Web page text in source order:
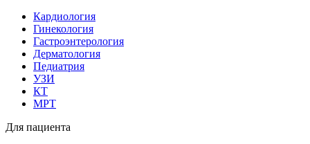
Кардиология
Гинекология
Гастроэнтерология
Дерматология
Педиатрия
УЗИ
КТ
МРТ
Для пациента